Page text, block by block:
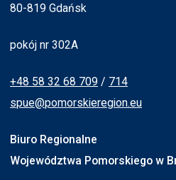
80-819 Gdańsk
pokój nr 302A
+48 58 32 68 709 / 714
spue@pomorskieregion.eu
Biuro Regionalne
Województwa Pomorskiego w